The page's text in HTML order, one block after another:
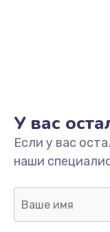
У вас
Если у вас
наши